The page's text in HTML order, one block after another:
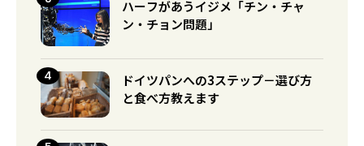
ハーフがあうイジメ「チン・チャ
ン・チョン問題」
ドイツパンへの3ステップ－選び方
と食べ方教えます